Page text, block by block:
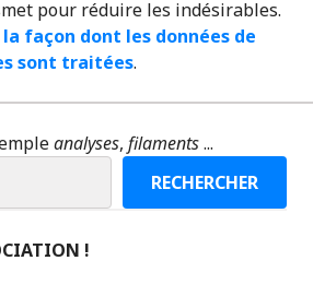
pour réduire les indésirables.
la façon dont les données de
sont traitées.
analyses, filaments...
RECHERCHER
!